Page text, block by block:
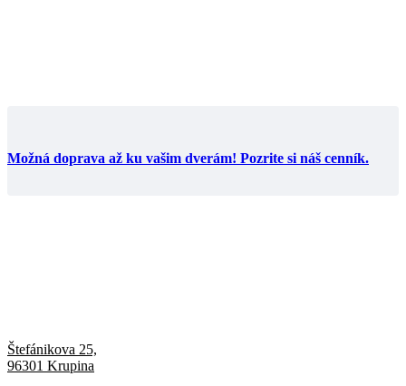
Možná doprava až ku vašim dverám! Pozrite si náš cenník.
Štefánikova 25,
96301 Krupina